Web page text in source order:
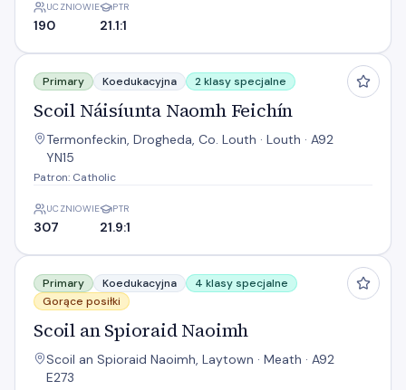
UCZNIOWIE
190
PTR
21.1:1
Scoil Náisíunta Naomh Feichín
Primary Koedukacyjna 2 klasy specjalne
Scoil Náisíunta Naomh Feichín
Termonfeckin, Drogheda, Co. Louth · Louth · A92
YN15
Patron: Catholic
UCZNIOWIE
307
PTR
21.9:1
Scoil an Spioraid Naoimh
Primary Koedukacyjna
4 klasy specjalne
Gorące posiłki
Scoil an Spioraid Naoimh
Scoil an Spioraid Naoimh, Laytown · Meath · A92
E273